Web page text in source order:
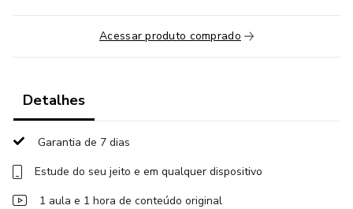
Acessar produto comprado
Detalhes
Garantia de 7 dias
Estude do seu jeito e em qualquer dispositivo
1 aula e 1 hora de conteúdo original